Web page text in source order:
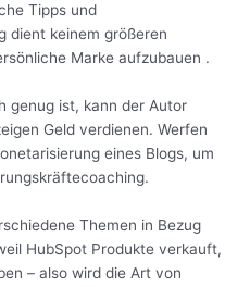
Tipps und
dient keinem größeren
Marke aufzubauen .
genug ist, kann der Autor
Geld verdienen. Werfen
eines Blogs, um
Themen in Bezug
HubSpot Produkte verkauft,
– also wird die Art von